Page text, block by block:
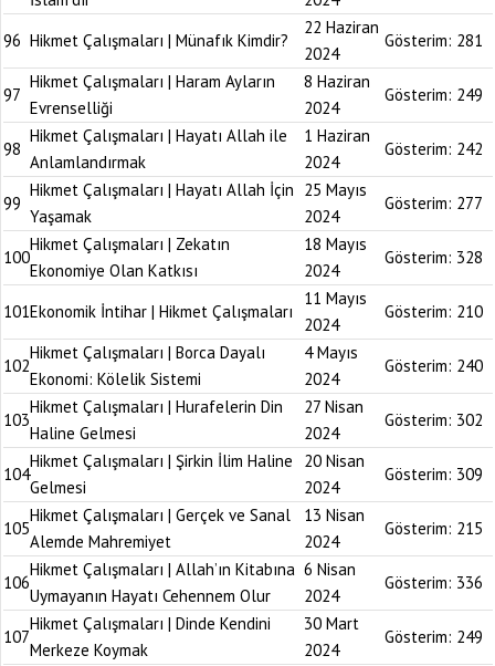
96 Hikmet Çalışmaları | Münafık Kimdir?
22 Haziran
2024
Gösterim: 281
97
Hikmet Çalışmaları | Haram Ayların
Evrenselliği
8 Haziran
2024
Gösterim: 249
98
Hikmet Çalışmaları | Hayatı Allah ile
Anlamlandırmak
1 Haziran
2024
Gösterim: 242
99
Hikmet Çalışmaları | Hayatı Allah İçin
Yaşamak
25 Mayıs
2024
Gösterim: 277
100
Hikmet Çalışmaları | Zekatın
Ekonomiye Olan Katkısı
18 Mayıs
2024
Gösterim: 328
101Ekonomik İntihar | Hikmet Çalışmaları
11 Mayıs
2024
Gösterim: 210
102
Hikmet Çalışmaları | Borca Dayalı
Ekonomi: Kölelik Sistemi
4 Mayıs
2024
Gösterim: 240
103
Hikmet Çalışmaları | Hurafelerin Din
Haline Gelmesi
27 Nisan
2024
Gösterim: 302
104
Hikmet Çalışmaları | Şirkin İlim Haline
Gelmesi
20 Nisan
2024
Gösterim: 309
105
Hikmet Çalışmaları | Gerçek ve Sanal
Alemde Mahremiyet
13 Nisan
2024
Gösterim: 215
106
Hikmet Çalışmaları | Allah’ın Kitabına
Uymayanın Hayatı Cehennem Olur
6 Nisan
2024
Gösterim: 336
107
Hikmet Çalışmaları | Dinde Kendini
Merkeze Koymak
30 Mart
2024
Gösterim: 249